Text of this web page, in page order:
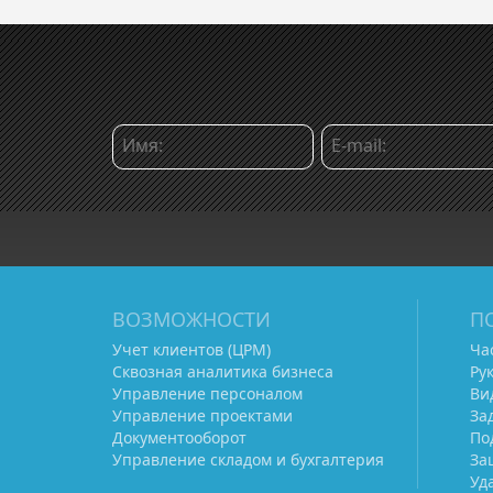
ВОЗМОЖНОСТИ
Учет клиентов (ЦРМ)
Сквозная аналитика бизнеса
Управление персоналом
Управление проектами
Документооборот
Управление складом и бухгалтерия